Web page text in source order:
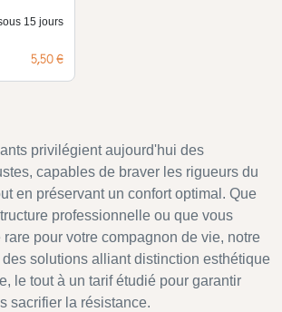
15 jours
Prix
5,50 €
privilégient aujourd'hui des
capables de braver les rigueurs du
en préservant un confort optimal. Que
professionnelle ou que vous
pour votre compagnon de vie, notre
solutions alliant distinction esthétique
le tout à un tarif étudié pour garantir
sacrifier la résistance.